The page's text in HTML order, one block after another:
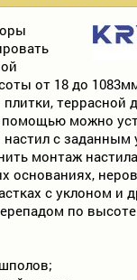
от 18 до
террасной
помощью можно
с заданным
монтаж
основаниях,
с уклоном и
по